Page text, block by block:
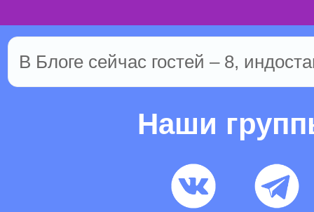
В Блоге сейчас гостей – 8,
Наши